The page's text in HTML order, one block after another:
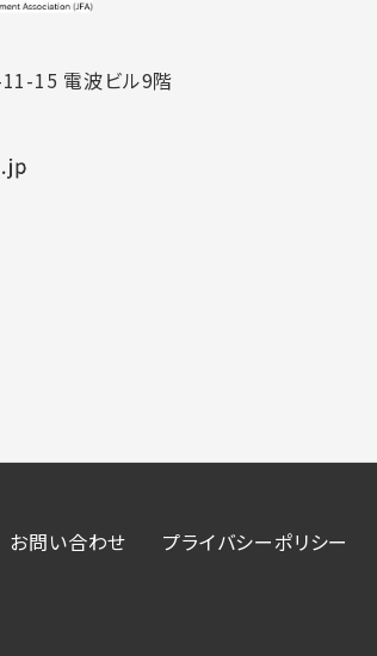
15 電波ビル9階
お問い合わせ プライバシーポリシー